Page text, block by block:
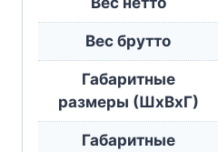
Вес брутто
Габаритные
размеры (ШxВxГ)
Габаритные